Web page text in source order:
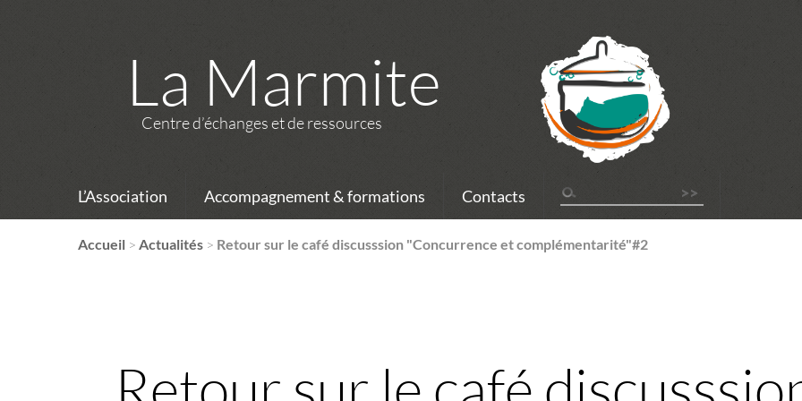
La Marmite
Centre d’échanges et de ressources
L’Association Accompagnement & formations Contacts
Accueil >Actualités > Retour sur le café discusssion "Concurrence et complémentarité"#2